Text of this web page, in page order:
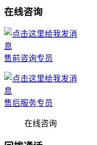
在线咨询
售前咨询专员
售后服务专员
在线咨询